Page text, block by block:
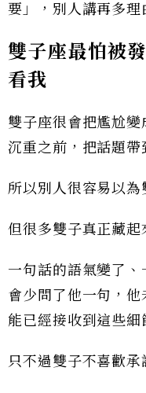
要」，別人講再多理
雙子座最怕被
看我
雙子座很會把尷尬
沉重之前，把話題帶
所以別人很容易以為
但很多雙子真正藏起
一句話的語氣變了
會少問了他一句，
能已經接收到這些細
只不過雙子不喜歡承